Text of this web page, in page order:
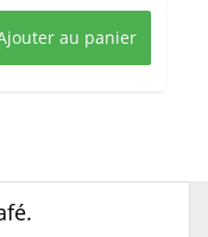
au panier